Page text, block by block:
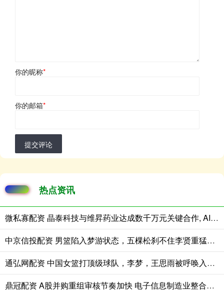
你的昵称*
你的邮箱*
提交评论
热点资讯
微私寡配资 晶泰科技与维昇药业达成数千万元关键合作, AI+机器人共拓内分泌药物千亿级蓝海市场
中京信投配资 男篮陷入梦游状态，五棵松刹不住李贤重猛攻，独揽33分撕裂中国防线！
通弘网配资 中国女篮打顶级球队，李梦，王思雨被呼唤入队，双方有得一打
鼎冠配资 A股并购重组审核节奏加快 电子信息制造业整合更趋活跃